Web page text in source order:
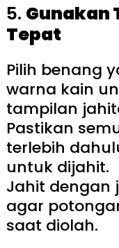
5. Gunakan
Tepat
Pilih benang
warna kain
tampilan
Pastikan
terlebih
untuk dijahit.
Jahit dengan
agar
saat diolah.